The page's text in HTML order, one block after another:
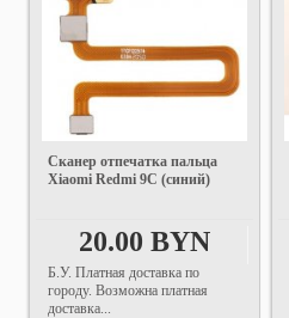
Сканер отпечатка пальца
Xiaomi Redmi 9C (синий)
20.00 BYN
Б.У. Платная доставка по
городу. Возможна платная
доставка...